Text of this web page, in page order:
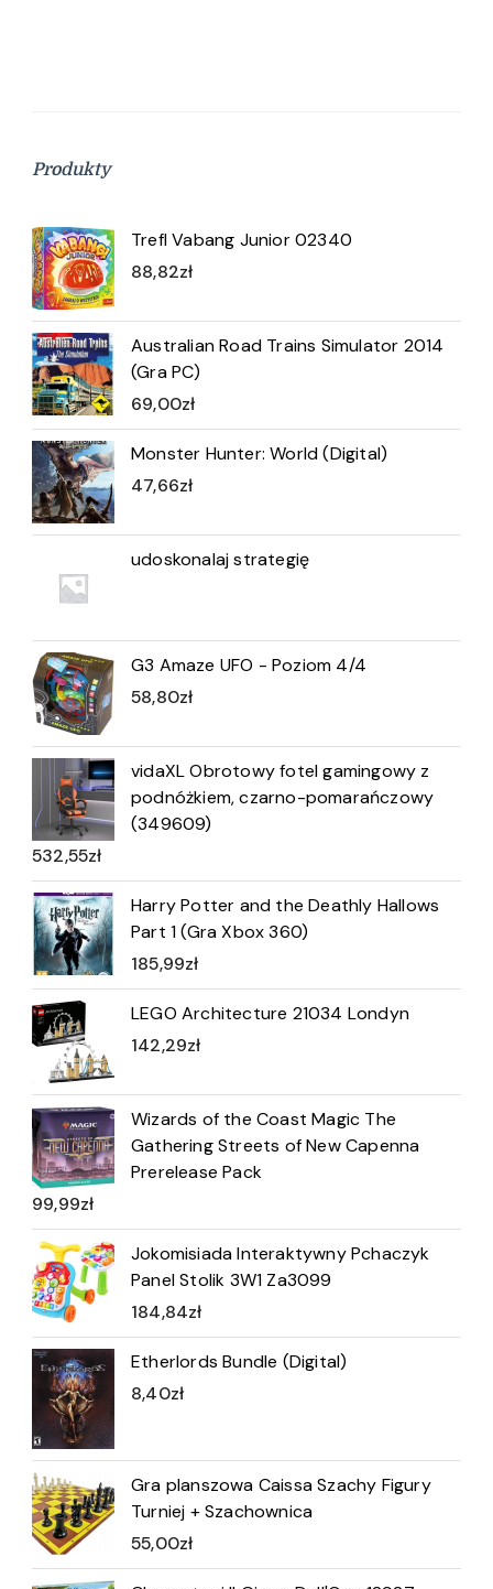
Produkty
Trefl Vabang Junior 02340
88,82zł
Australian Road Trains Simulator 2014
(Gra PC)
69,00zł
Monster Hunter: World (Digital)
47,66zł
udoskonalaj strategię
G3 Amaze UFO - Poziom 4/4
58,80zł
vidaXL Obrotowy fotel gamingowy z
podnóżkiem, czarno-pomarańczowy
(349609)
532,55zł
Harry Potter and the Deathly Hallows
Part 1 (Gra Xbox 360)
185,99zł
LEGO Architecture 21034 Londyn
142,29zł
Wizards of the Coast Magic The
Gathering Streets of New Capenna
Prerelease Pack
99,99zł
Jokomisiada Interaktywny Pchaczyk
Panel Stolik 3W1 Za3099
184,84zł
Etherlords Bundle (Digital)
8,40zł
Gra planszowa Caissa Szachy Figury
Turniej + Szachownica
55,00zł